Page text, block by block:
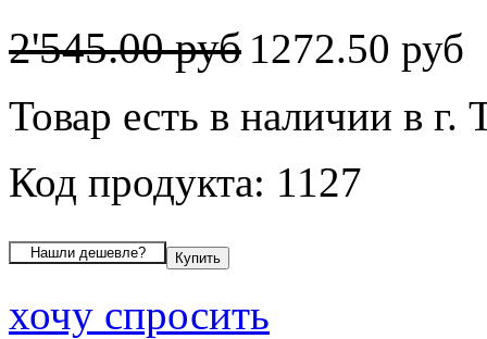
2'545.00 руб 1272.50 руб
Товар есть в наличии в г.
Код продукта: 1127
хочу спросить